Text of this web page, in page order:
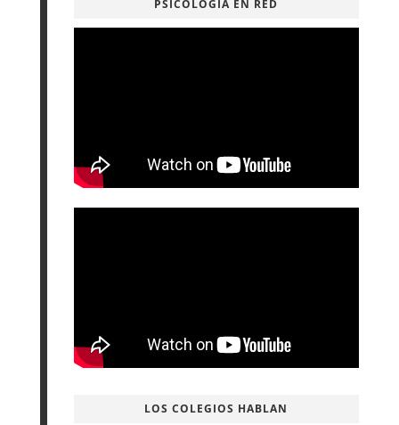
PSICOLOGÍA EN RED
LOS COLEGIOS HABLAN